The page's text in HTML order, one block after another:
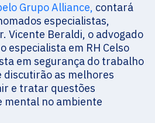
Grupo Alliance, contará
especialistas,
Vicente Beraldi, o advogado
especialista em RH Celso
em segurança do trabalho
discutirão as melhores
e tratar questões
mental no ambiente